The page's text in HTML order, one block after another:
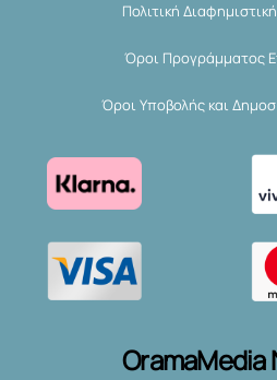
Πολιτική
Όροι Προγράμματος
Όροι Υποβολής και
OramaMedia